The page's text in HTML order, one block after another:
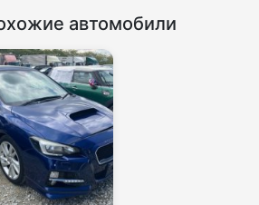
автомобили